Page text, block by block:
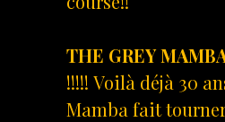
THE GREY
!!!!! Voilà déjà 30
Mamba fait